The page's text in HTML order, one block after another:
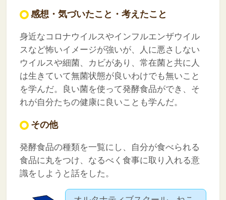
感想・気づいたこと・考えたこと
身近なコロナウイルスやインフルエンザウイル
スなど怖いイメージが強いが、人に悪さしない
ウイルスや細菌、カビがあり、常在菌と共に人
は生きていて無菌状態が良いわけでも無いこと
を学んだ。良い菌を使って発酵食品ができ、そ
れが自分たちの健康に良いことも学んだ。
その他
発酵食品の種類を一覧にし、自分が食べられる
食品に丸をつけ、なるべく食事に取り入れる意
識をしようと話をした。